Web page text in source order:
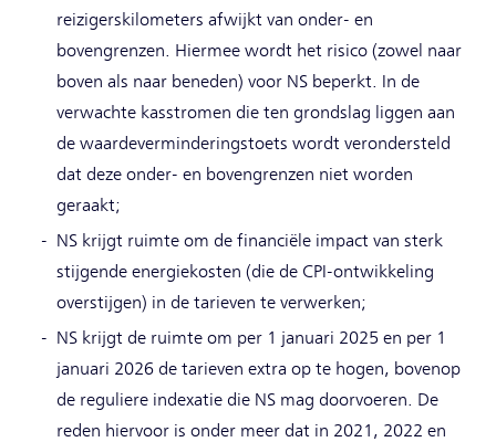
reizigerskilometers afwijkt van onder- en
bovengrenzen. Hiermee wordt het risico (zowel naar
boven als naar beneden) voor NS beperkt. In de
verwachte kasstromen die ten grondslag liggen aan
de waardeverminderingstoets wordt verondersteld
dat deze onder- en bovengrenzen niet worden
geraakt;
NS krijgt ruimte om de financiële impact van sterk
stijgende energiekosten (die de CPI-ontwikkeling
overstijgen) in de tarieven te verwerken;
NS krijgt de ruimte om per 1 januari 2025 en per 1
januari 2026 de tarieven extra op te hogen, bovenop
de reguliere indexatie die NS mag doorvoeren. De
reden hiervoor is onder meer dat in 2021, 2022 en